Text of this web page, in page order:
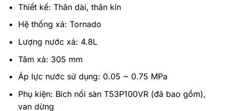
Thiết kế: Thân dài, thân kín
Hệ thống xả: Tornado
Lượng nước xả: 4.8L
Tâm xả: 305 mm
Áp lực nước sử dụng: 0.05 ~ 0.75 MPa
Phụ kiện: Bích nối sàn T53P100VR (đã bao gồm),
van dừng